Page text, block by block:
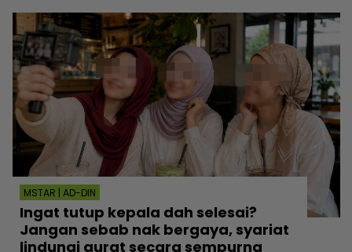
MSTAR | AD-DIN
Ingat tutup kepala dah selesai?
Jangan sebab nak bergaya, syariat
lindungi aurat secara sempurna